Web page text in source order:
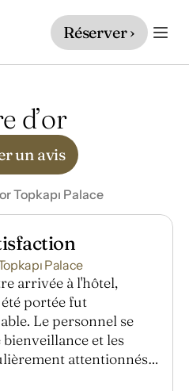
d’or
un avis
Topkapı Palace
Palace
arrivée à l'hôtel,
portée fut
Le personnel se
et les
attentionnés ;
chaleureusement M.
Réserver ›